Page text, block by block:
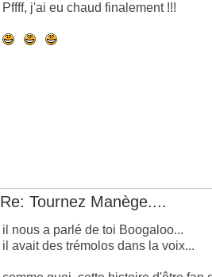
Pffff, j'ai eu chaud finalement !!!
Re: Tournez Manège....
il nous a parlé de toi Boogaloo...
il avait des trémolos dans la voix...